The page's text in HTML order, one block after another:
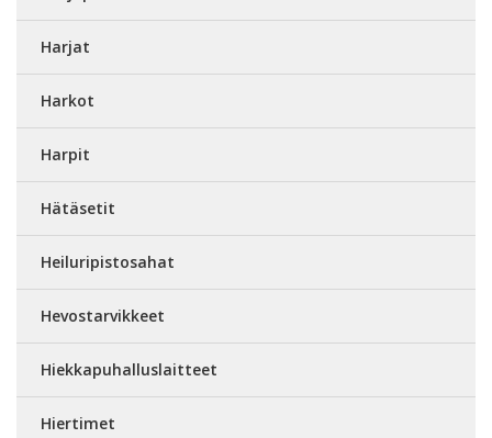
Harjat
Harkot
Harpit
Hätäsetit
Heiluripistosahat
Hevostarvikkeet
Hiekkapuhalluslaitteet
Hiertimet